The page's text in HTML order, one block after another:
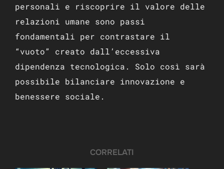
personali e riscoprire il valore delle
relazioni umane sono passi
fondamentali per contrastare il
“vuoto” creato dall’eccessiva
dipendenza tecnologica. Solo così sarà
possibile bilanciare innovazione e
benessere sociale.
CORRELATI